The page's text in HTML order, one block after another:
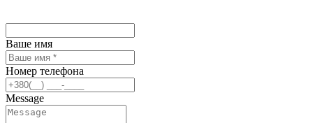
Ваше имя
Номер телефона
Message